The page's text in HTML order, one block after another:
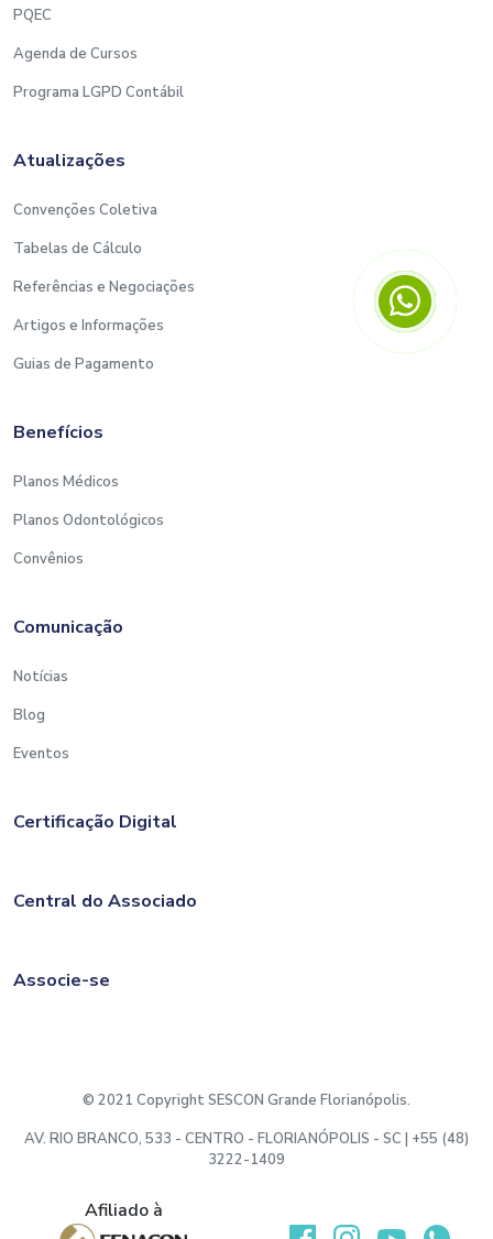
PQEC
Agenda de Cursos
Programa LGPD Contábil
Atualizações
Convenções Coletiva
Tabelas de Cálculo
Referências e Negociações
Artigos e Informações
Guias de Pagamento
Benefícios
Planos Médicos
Planos Odontológicos
Convênios
Comunicação
Notícias
Blog
Eventos
Certificação Digital
Central do Associado
Associe-se
© 2021 Copyright SESCON Grande Florianópolis.
AV. RIO BRANCO, 533 - CENTRO - FLORIANÓPOLIS - SC | +55 (48)
3222-1409
Afiliado à